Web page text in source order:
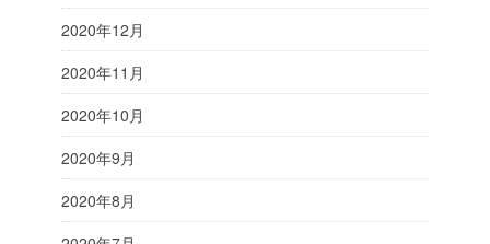
2020年12月
2020年11月
2020年10月
2020年9月
2020年8月